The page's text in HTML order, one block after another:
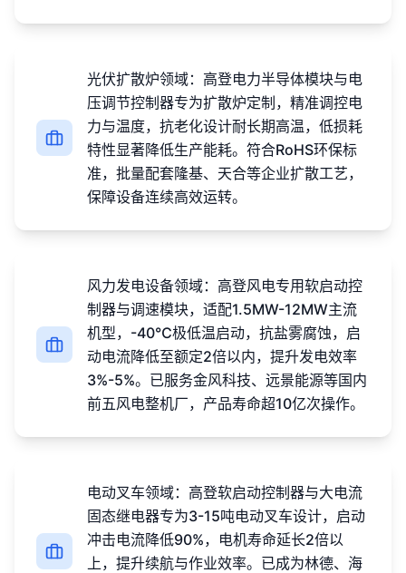
光伏扩散炉领域：高登电力半导体模块与电
压调节控制器专为扩散炉定制，精准调控电
力与温度，抗老化设计耐长期高温，低损耗
特性显著降低生产能耗。符合RoHS环保标
准，批量配套隆基、天合等企业扩散工艺，
保障设备连续高效运转。
风力发电设备领域：高登风电专用软启动控
制器与调速模块，适配1.5MW-12MW主流
机型，-40℃极低温启动，抗盐雾腐蚀，启
动电流降低至额定2倍以内，提升发电效率
3%-5%。已服务金风科技、远景能源等国内
前五风电整机厂，产品寿命超10亿次操作。
电动叉车领域：高登软启动控制器与大电流
固态继电器专为3-15吨电动叉车设计，启动
冲击电流降低90%，电机寿命延长2倍以
上，提升续航与作业效率。已成为林德、海